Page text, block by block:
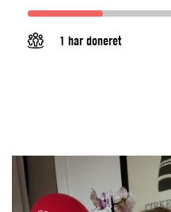
1 har doneret